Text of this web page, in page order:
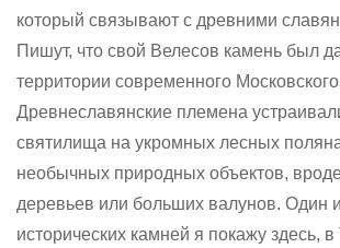
который связывают с древними
Пишут, что свой Велесов камень был
территории современного
Древнеславянские племена
святилища на укромных лесных
необычных природных объектов,
деревьев или больших валунов. Один
исторических камней я покажу здесь,